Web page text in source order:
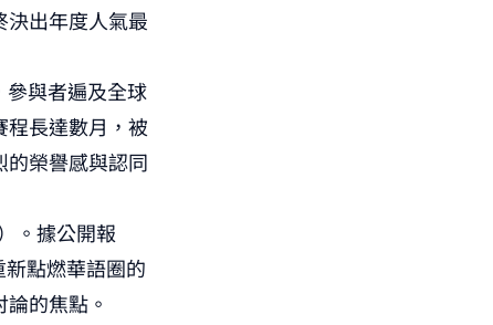
出年度人氣最
參與者遍及全球
程長達數月，被
榮譽感與認同
。據公開報
點燃華語圈的
的焦點。